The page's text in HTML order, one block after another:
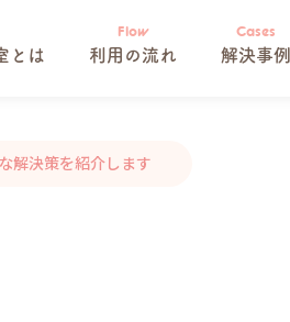
とは 利用の流れ 解決事例
解決策を紹介します